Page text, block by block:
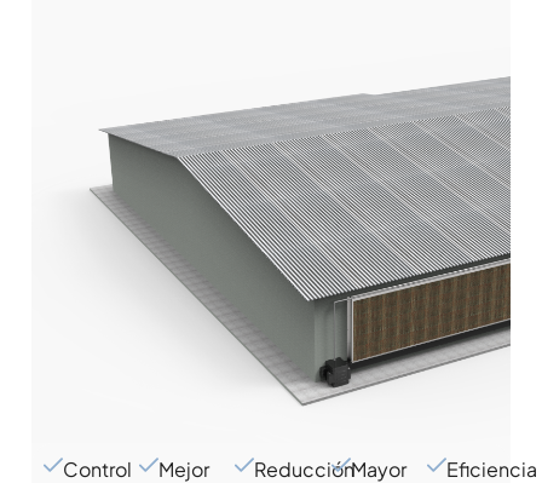
Control
Mejor
ReducciónMayor
Eficiencia